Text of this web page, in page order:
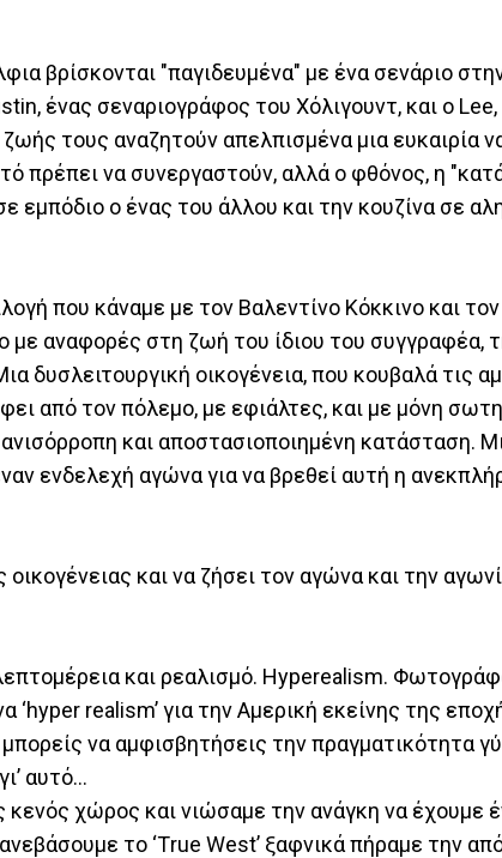
βρίσκονται "παγιδευμένα" με ένα σενάριο
ένας σεναριογράφος του Χόλιγουντ, και ο Lee,
τους αναζητούν απελπισμένα μια ευκαιρία
πρέπει να συνεργαστούν, αλλά ο φθόνος, η
εμπόδιο ο ένας του άλλου και την κουζίνα σε
που κάναμε με τον Βαλεντίνο Κόκκινο και
με αναφορές στη ζωή του ίδιου του συγγραφέα,
δυσλειτουργική οικογένεια, που κουβαλά τις
από τον πόλεμο, με εφιάλτες, και με μόνη
και αποστασιοποιημένη κατάσταση.
ενδελεχή αγώνα για να βρεθεί αυτή η
και να ζήσει τον αγώνα και την
και ρεαλισμό. Hyperealism.
realism’ για την Αμερική εκείνης της
να αμφισβητήσεις την πραγματικότητα
αυτό…
κενός χώρος και νιώσαμε την ανάγκη να έχουμε
το ‘Τrue West’ ξαφνικά πήραμε την